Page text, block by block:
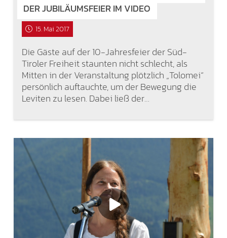
DER JUBILÄUMSFEIER IM VIDEO
15. Mai 2017
Die Gäste auf der 10-Jahresfeier der Süd-
Tiroler Freiheit staunten nicht schlecht, als
Mitten in der Veranstaltung plötzlich „Tolomei“
persönlich auftauchte, um der Bewegung die
Leviten zu lesen. Dabei ließ der…